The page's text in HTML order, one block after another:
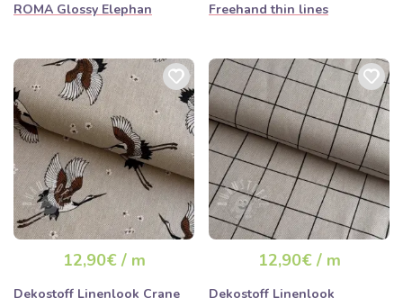
ROMA Glossy Elephan
Freehand thin lines
12,90€ / m
Dekostoff Linenlook Crane
12,90€ / m
Dekostoff Linenlook